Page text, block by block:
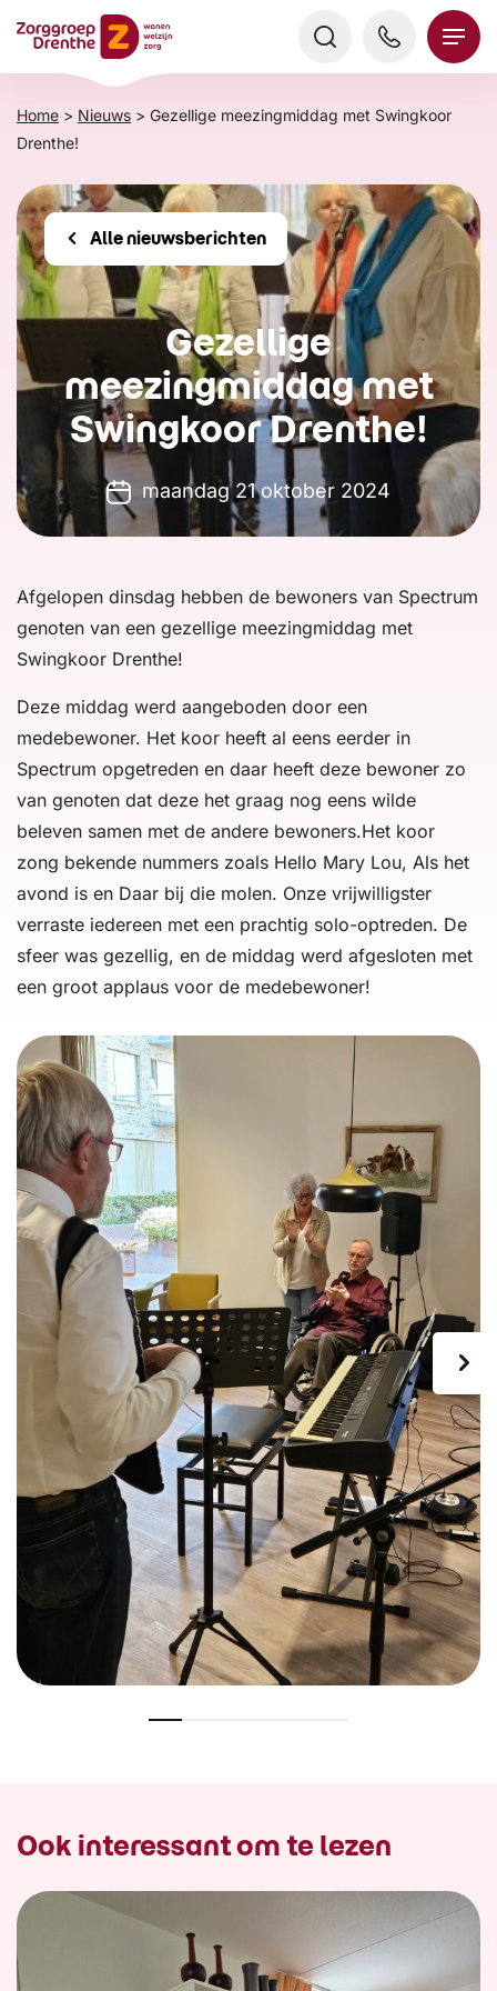
naar
content
Home > Nieuws > Gezellige meezingmiddag met Swingkoor
Drenthe!
Alle nieuwsberichten
Gezellige
meezingmiddag met
Swingkoor Drenthe!
maandag 21 oktober 2024
Afgelopen dinsdag hebben de bewoners van Spectrum
genoten van een gezellige meezingmiddag met
Swingkoor Drenthe!
Deze middag werd aangeboden door een
medebewoner. Het koor heeft al eens eerder in
Spectrum opgetreden en daar heeft deze bewoner zo
van genoten dat deze het graag nog eens wilde
beleven samen met de andere bewoners.Het koor
zong bekende nummers zoals Hello Mary Lou, Als het
avond is en Daar bij die molen. Onze vrijwilligster
verraste iedereen met een prachtig solo-optreden. De
sfeer was gezellig, en de middag werd afgesloten met
een groot applaus voor de medebewoner!
Ook interessant om te lezen